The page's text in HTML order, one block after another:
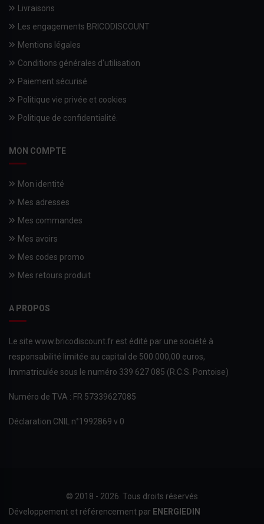
Livraisons
Les engagements BRICODISCOUNT
Mentions légales
Conditions générales d'utilisation
Paiement sécurisé
Politique vie privée et cookies
Politique de confidentialité.
MON COMPTE
Mon identité
Mes adresses
Mes commandes
Mes avoirs
Mes codes promo
Mes retours produit
A PROPOS
Le site www.bricodiscount.fr est édité par une société à
responsabilité limitée au capital de 500.000,00 euros,
Immatriculée sous le numéro 339 627 085 (R.C.S. Pontoise)
Numéro de TVA : FR 57339627085
Déclaration CNIL n°1992869 v 0
© 2018 - 2026. Tous droits réservés
Développement et référencement par ENERGIEDIN